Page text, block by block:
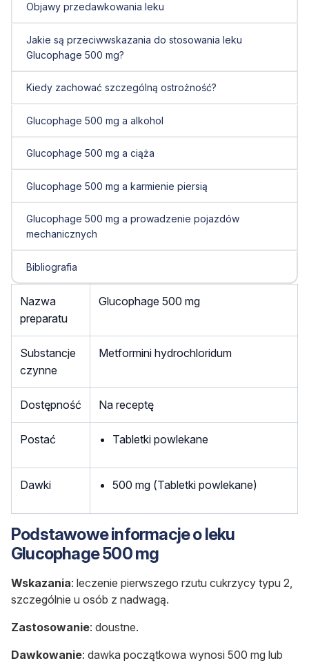
Objawy przedawkowania leku
Jakie są przeciwwskazania do stosowania leku
Glucophage 500 mg?
Kiedy zachować szczególną ostrożność?
Glucophage 500 mg a alkohol
Glucophage 500 mg a ciąża
Glucophage 500 mg a karmienie piersią
Glucophage 500 mg a prowadzenie pojazdów
mechanicznych
Bibliografia
Nazwa
preparatu
Glucophage 500 mg
Substancje
czynne
Metformini hydrochloridum
Dostępność Na receptę
Postać Tabletki powlekane
Dawki 500 mg (Tabletki powlekane)
Podstawowe informacje o leku
Glucophage 500 mg
Wskazania: leczenie pierwszego rzutu cukrzycy typu 2,
szczególnie u osób z nadwagą.
Zastosowanie: doustne.
Dawkowanie: dawka początkowa wynosi 500 mg lub